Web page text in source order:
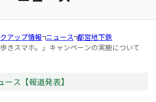
アップ情報 ニュース 都営地下鉄
歩きスマホ。」キャンペーンの実施について
ス【報道発表】